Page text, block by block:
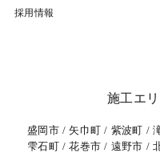
採用情報
施工エ
盛岡市 矢巾町 紫波町
雫石町
花巻市 遠野市